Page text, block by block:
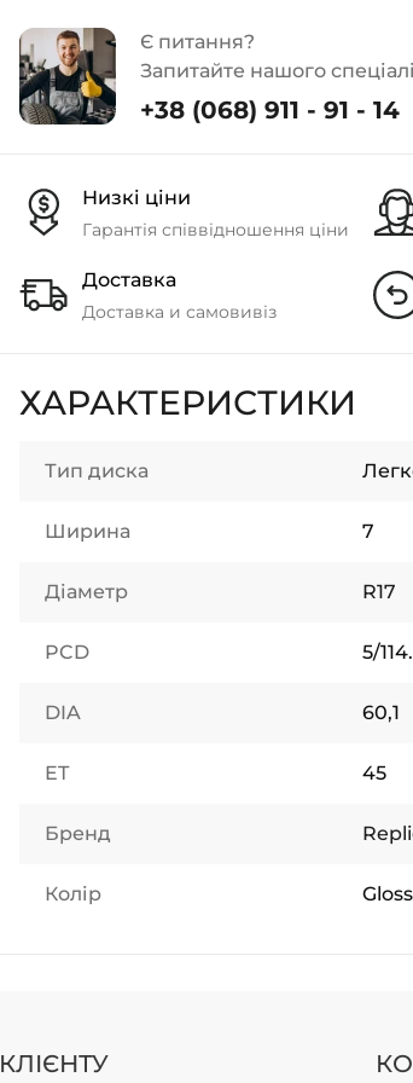
Є питання?
Запитайте нашого
+38 (068) 911 - 91 - 14
Низкі ціни
Гарантія співвідношення ціни
Доставка
Доставка и самовивіз
ХАРАКТЕРИСТИКИ
Тип диска
Ширина 7
Діаметр R17
PCD 5/
DIA 60,1
ET 45
Бренд
Колір
КЛІЄНТУ